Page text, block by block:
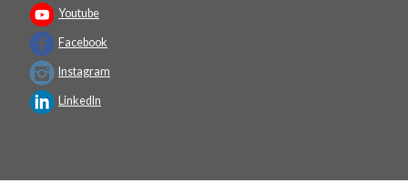
Youtube
Facebook
Instagram
LinkedIn